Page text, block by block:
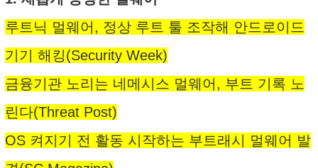
루트닉 멀웨어, 정상 루트 툴 조작해 안드로이드
기기 해킹(Security Week)
금융기관 노리는 네메시스 멀웨어, 부트 기록 노
린다(Threat Post)
OS 켜지기 전 활동 시작하는 부트래시 멀웨어 발